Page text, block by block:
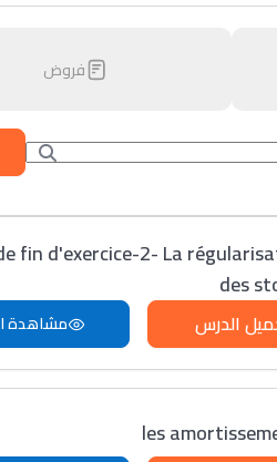
فروض
fin d'exercice-2- La
des
الدرس مشاهدة
les